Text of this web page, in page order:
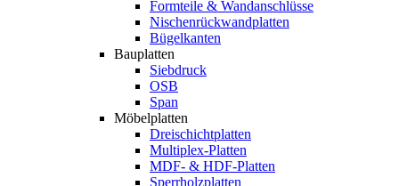
Formteile & Wandanschlüsse
Nischenrückwandplatten
Bügelkanten
Bauplatten
Siebdruck
OSB
Span
Möbelplatten
Dreischichtplatten
Multiplex-Platten
MDF- & HDF-Platten
Sperrholzplatten